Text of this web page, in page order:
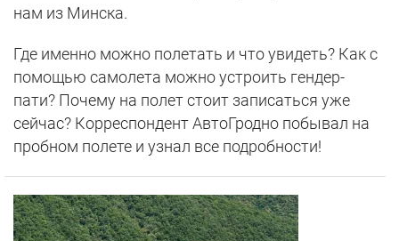
нам из Минска.
Где именно можно полетать и что увидеть? Как с
помощью самолета можно устроить гендер-
пати? Почему на полет стоит записаться уже
сейчас? Корреспондент АвтоГродно побывал на
пробном полете и узнал все подробности!